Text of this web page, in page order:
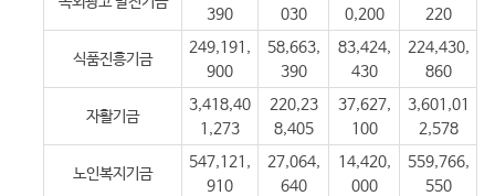
390
030
0,200
220
식품진흥기금
249,191,
900
58,663,
390
83,424,
430
224,430,
860
자활기금
3,418,40
1,273
220,23
8,405
37,627,
100
3,601,01
2,578
노인복지기금
547,121,
910
27,064,
640
14,420,
000
559,766,
550